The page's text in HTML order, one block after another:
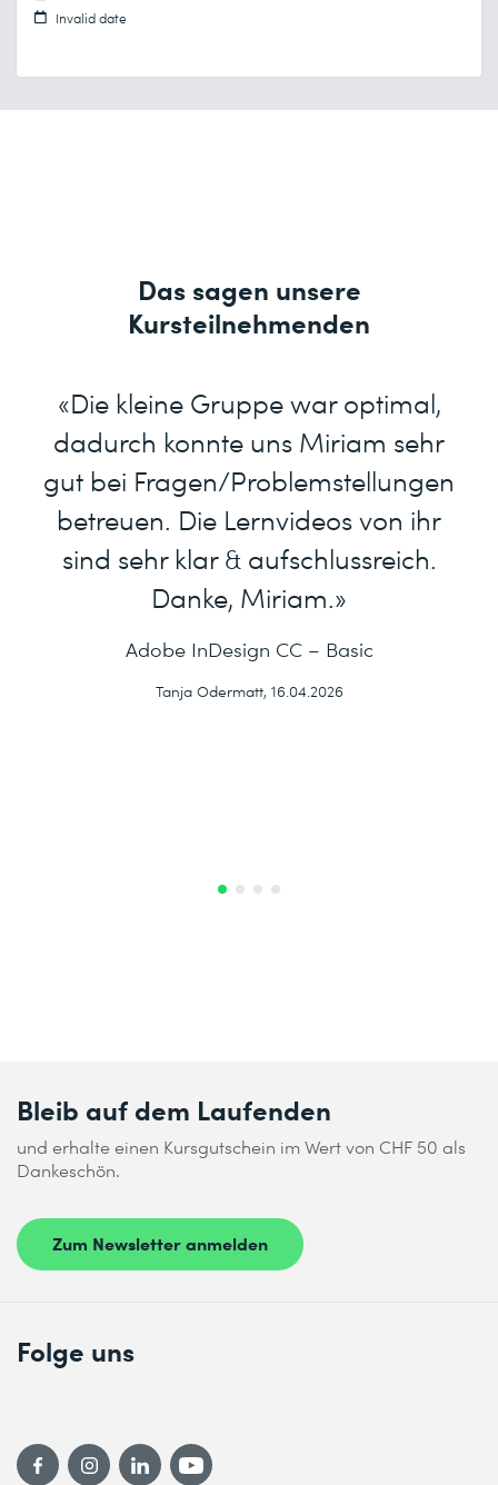
Invalid date
Das sagen unsere
Kursteilnehmenden
«Die kleine Gruppe war optimal,
dadurch konnte uns Miriam sehr
gut bei Fragen/Problemstellungen
betreuen. Die Lernvideos von ihr
sind sehr klar & aufschlussreich.
Danke, Miriam.»
Adobe InDesign CC – Basic
Tanja Odermatt, 16.04.2026
Bleib auf dem Laufenden
und erhalte einen Kursgutschein im Wert von CHF 50 als
Dankeschön.
Zum Newsletter anmelden
Folge uns